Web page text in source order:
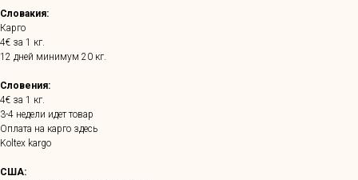
Словакия:
Карго
4€ за 1 кг.
12 дней минимум 20 кг.
Словения:
4€ за 1 кг.
3-4 недели идет товар
Оплата на карго здесь
Koltex kargo
США: